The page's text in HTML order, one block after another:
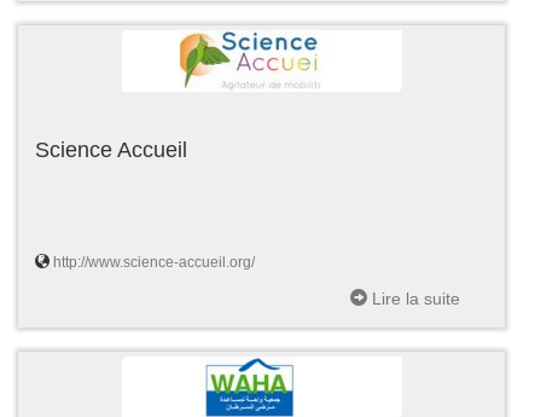
Science Accueil
http://www.science-accueil.org/
Lire la suite